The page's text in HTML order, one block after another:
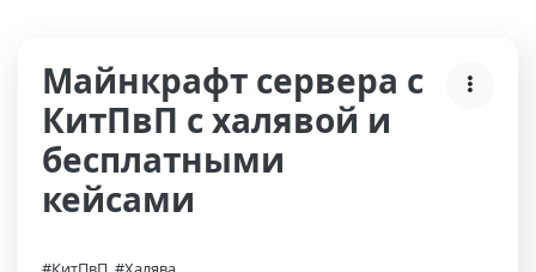
Майнкрафт сервера с
КитПвП с халявой и
бесплатными
кейсами